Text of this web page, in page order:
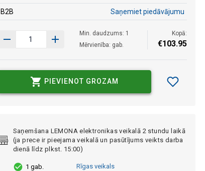
B2B Saņemiet piedāvājumu
Min. daudzums: 1
Mērvienība: gab.
Kopā:
€103.95
PIEVIENOT GROZAM
Saņemšana LEMONA elektronikas veikalā 2 stundu laikā
(ja prece ir pieejama veikalā un pasūtījums veikts darba
dienā līdz plkst. 15:00)
1 gab.
Rīgas veikals